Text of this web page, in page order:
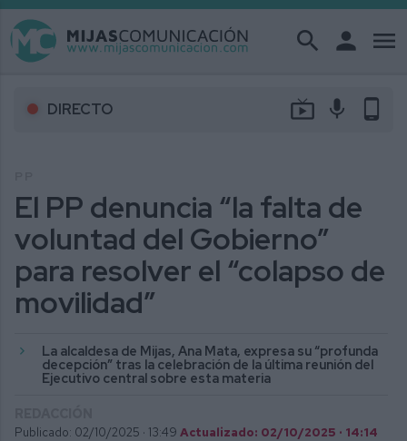
search person menu
DIRECTO live_tv mic phone_android
El PP denuncia “la falta de
voluntad del Gobierno”
para resolver el “colapso de
movilidad”
La alcaldesa de Mijas, Ana Mata, expresa su “profunda
decepción” tras la celebración de la última reunión del
Ejecutivo central sobre esta materia
Publicado: 02/10/2025 · 13:49 Actualizado: 02/10/2025 · 14:14